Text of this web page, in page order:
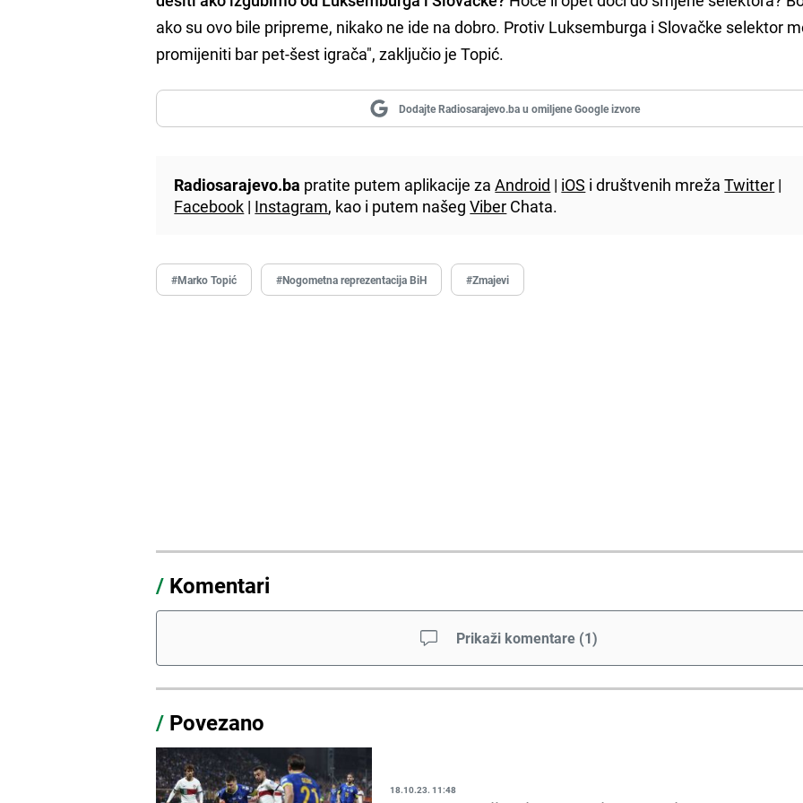
ako su ovo bile pripreme, nikako ne ide na dobro. Protiv Luksemburga i Slovačke selektor
promijeniti bar pet-šest igrača", zaključio je Topić.
Dodajte Radiosarajevo.ba u omiljene Google izvore
Radiosarajevo.ba pratite putem aplikacije zaAndroid | iOS i društvenih mrežaTwitter |
Facebook | Instagram, kao i putem našegViber Chata.
#Marko Topić #Nogometna reprezentacija BiH #Zmajevi
/ Komentari
Prikaži komentare (1)
/ Povezano
18.10.23. 11:48